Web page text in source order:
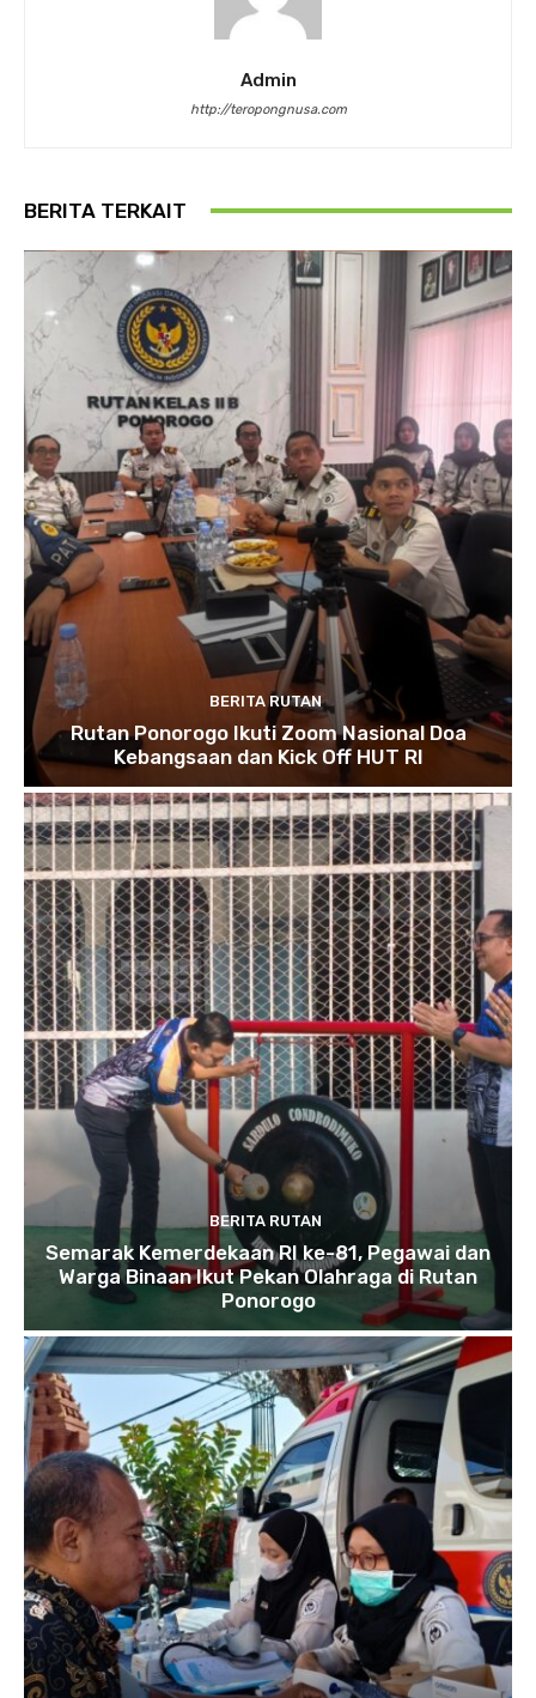
Admin
http://teropongnusa.com
BERITA TERKAIT
BERITA RUTAN
Rutan Ponorogo Ikuti Zoom Nasional Doa
Kebangsaan dan Kick Off HUT RI
BERITA RUTAN
Semarak Kemerdekaan RI ke-81, Pegawai dan
Warga Binaan Ikut Pekan Olahraga di Rutan
Ponorogo